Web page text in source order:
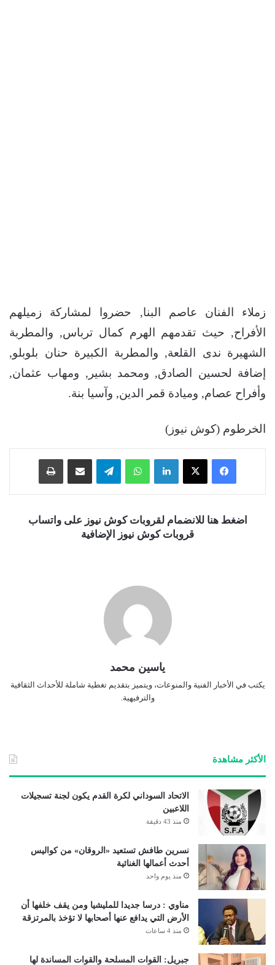
زملاء الفنان عاصم البنا, حضروا لمشاركة زميلهم
الأفراح, حيث تقدمهم الهرم كمال ترباس, والمطربة
الشهيرة ندى القلعة, والمطربة الكبيرة حنان بلوبلو,
إضافة لحسين الصادق, ومحمد بشير, ومهاب عثمان,
وأفراح عصام, وميادة قمر الدين, وآسيا بنة.
الخرطوم (كوش نيوز)
فيسبوك ‫X لينكدإن واتساب تيلقرام
اضغط هنا للانضمام لقروبات كوش نيوز على واتساب
قروبات كوش نيوز الإضافية
ياسين محمد
يكتب في الأخبار الفنية والمنوعات، ويتميز بتقديم تغطية شاملة للأحداث الثقافية
والترفيهية.
الأكثر مشاهدة
الاتحاد السوداني لكرة القدم يكون لجنة تسجيلات
اللاعبين
منذ 43 دقيقة
نسرين طافش تستعيد «الروقان» من كواليس
أحدث أعمالها الغنائية
منذ يوم واحد
مناوي : درسا جديدا للمليشيا ومن يقف خلفها أن
الأرض التي يدافع عنها أصحابها لا تؤخذ بالمرتزقة
منذ 4 ساعات
جبريل: القوات المسلحة والقوات المساندة لها